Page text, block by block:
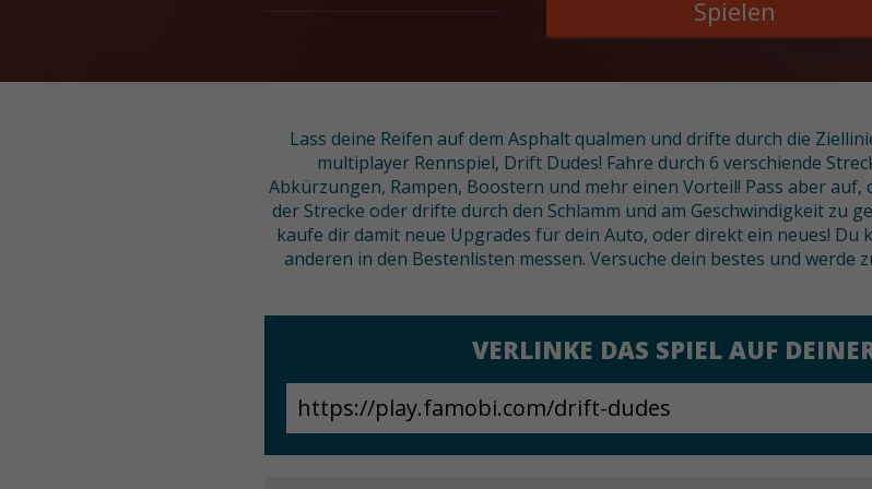
Spielen
Lass deine Reifen auf dem Asphalt qualmen und drifte durch die
multiplayer Rennspiel, Drift Dudes! Fahre durch 6 verschiende
Abkürzungen, Rampen, Boostern und mehr einen Vorteil! Pass aber auf,
der Strecke oder drifte durch den Schlamm und am Geschwindigkeit zu
kaufe dir damit neue Upgrades für dein Auto, oder direkt ein neues! Du
anderen in den Bestenlisten messen. Versuche dein bestes und werde
VERLINKE DAS SPIEL AUF